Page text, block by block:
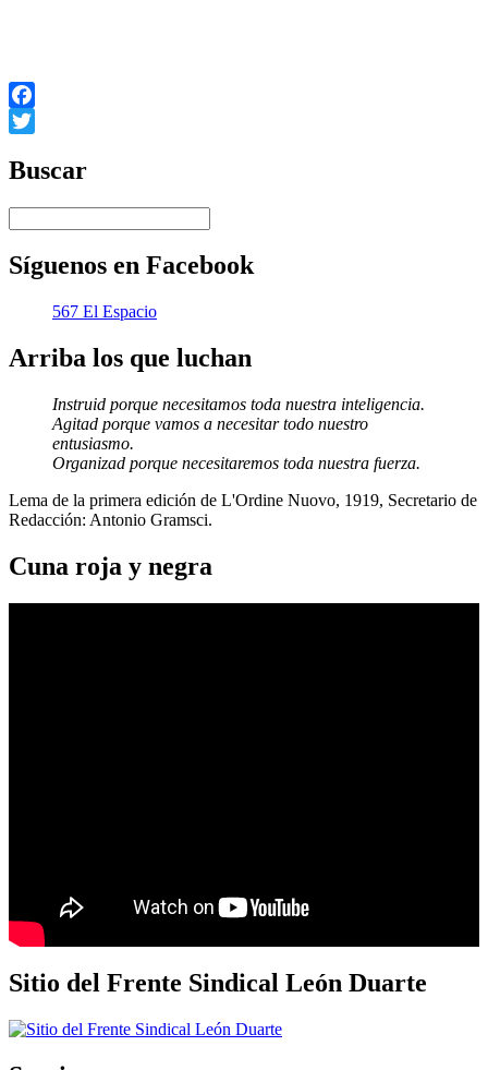
Facebook
Buscar
Síguenos en Facebook
567 El Espacio
Arriba los que luchan
Instruid porque necesitamos toda nuestra inteligencia.
Agitad porque vamos a necesitar todo nuestro
entusiasmo.
Organizad porque necesitaremos toda nuestra fuerza.
Lema de la primera edición de L'Ordine Nuovo, 1919, Secretario de
Redacción: Antonio Gramsci.
Cuna roja y negra
Sitio del Frente Sindical León Duarte